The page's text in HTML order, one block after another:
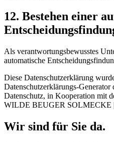
12. Bestehen einer
Als verantwortungsbewusstes
automatische
Diese Datenschutzerklärung
Datenschutzerklärungs-
Datenschutz, in Kooperation mit
WILDE BEUGER SOLMECKE |
Wir sind für Sie da.